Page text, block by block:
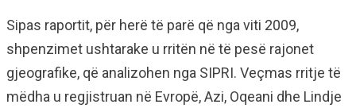
Sipas raportit, për herë të parë që nga viti 2009,
shpenzimet ushtarake u rritën në të pesë rajonet
gjeografike, që analizohen nga SIPRI. Veçmas rritje të
mëdha u regjistruan në Evropë, Azi, Oqeani dhe Lindje